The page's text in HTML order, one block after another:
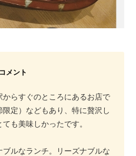
メント
らすぐのところにあるお店で
定）などもあり、特に贅沢し
も美味しかったです。
ルなランチ。リーズナブルな